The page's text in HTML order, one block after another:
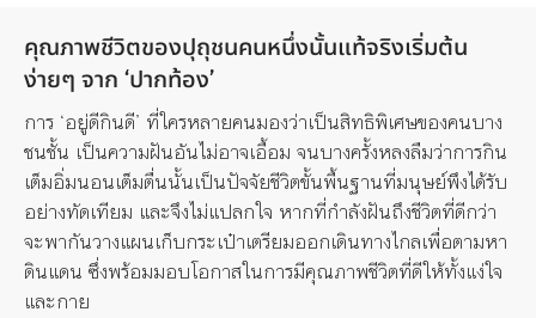
คุณภาพชีวิตของปุถุชนคนหนึ่งนั้นแท้จริงเริ่มต้น
ง่ายๆ จาก ‘ปากท้อง’
การ ‘อยู่ดีกินดี’ ที่ใครหลายคนมองว่าเป็นสิทธิพิเศษของคนบาง
ชนชั้น เป็นความฝันอันไม่อาจเอื้อม จนบางครั้งหลงลืมว่าการกิน
เต็มอิ่มนอนเต็มตื่นนั้นเป็นปัจจัยชีวิตขั้นพื้นฐานที่มนุษย์พึงได้รับ
อย่างทัดเทียม และจึงไม่แปลกใจ หากที่กำลังฝันถึงชีวิตที่ดีกว่า
จะพากันวางแผนเก็บกระเป๋าเตรียมออกเดินทางไกลเพื่อตามหา
ดินแดน ซึ่งพร้อมมอบโอกาสในการมีคุณภาพชีวิตที่ดีให้ทั้งแง่ใจ
และกาย